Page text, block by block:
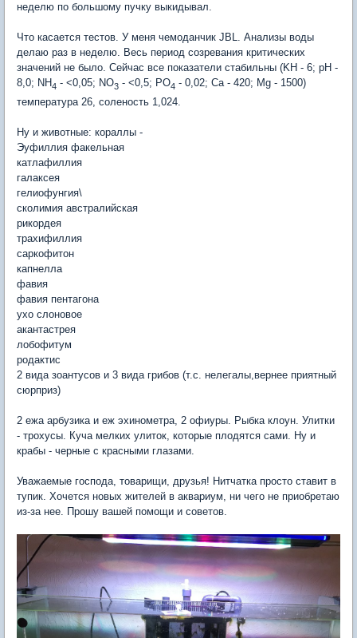
неделю по большому пучку выкидывал.
Что касается тестов. У меня чемоданчик JBL. Анализы воды
делаю раз в неделю. Весь период созревания критических
значений не было. Сейчас все показатели стабильны (KH - 6; pH -
8,0; NH4 - <0,05; NO3 - <0,5; PO4 - 0,02; Ca - 420; Mg - 1500)
температура 26, соленость 1,024.
Ну и животные: кораллы -
Эуфиллия факельная
катлафиллия
галаксея
гелиофунгия\
сколимия австралийская
рикордея
трахифиллия
саркофитон
капнелла
фавия
фавия пентагона
ухо слоновое
акантастрея
лобофитум
родактис
2 вида зоантусов и 3 вида грибов (т.с. нелегалы,вернее приятный
сюрприз)
2 ежа арбузика и еж эхинометра, 2 офиуры. Рыбка клоун. Улитки
- трохусы. Куча мелких улиток, которые плодятся сами. Ну и
крабы - черные с красными глазами.
Уважаемые господа, товарищи, друзья! Нитчатка просто ставит в
тупик. Хочется новых жителей в аквариум, ни чего не приобретаю
из-за нее. Прошу вашей помощи и советов.